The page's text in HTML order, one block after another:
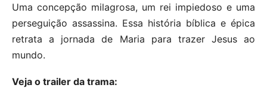
Uma concepção milagrosa, um rei impiedoso e uma
perseguição assassina. Essa história bíblica e épica
retrata a jornada de Maria para trazer Jesus ao
mundo.
Veja o trailer da trama: